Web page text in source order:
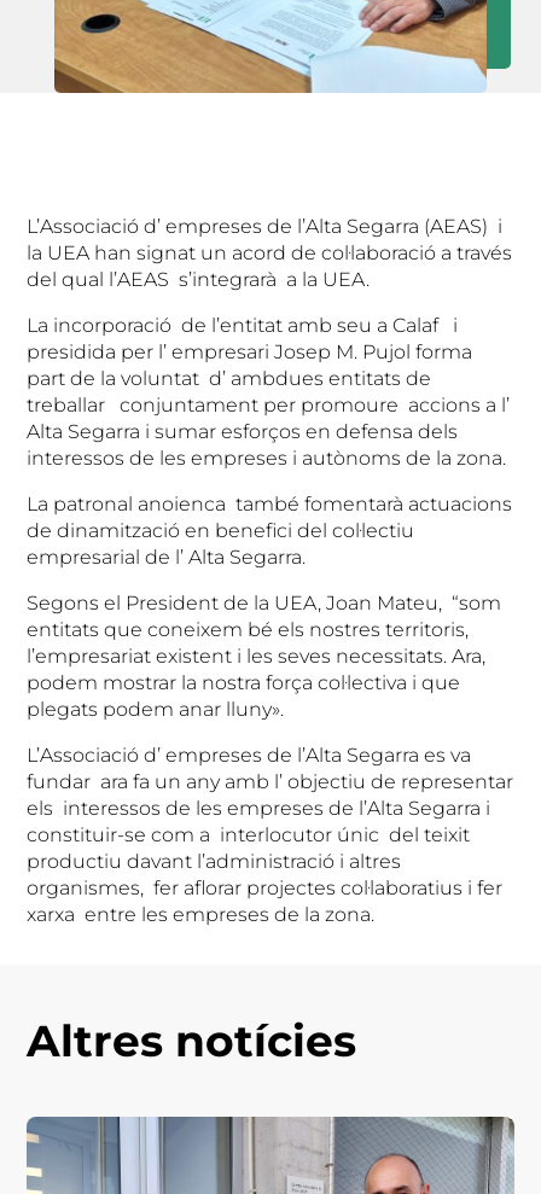
L’Associació d’ empreses de l’Alta Segarra (AEAS) i
la UEA han signat un acord de col·laboració a través
del qual l’AEAS s’integrarà a la UEA.
La incorporació de l’entitat amb seu a Calaf i
presidida per l’ empresari Josep M. Pujol forma
part de la voluntat d’ ambdues entitats de
treballar conjuntament per promoure accions a l’
Alta Segarra i sumar esforços en defensa dels
interessos de les empreses i autònoms de la zona.
La patronal anoienca també fomentarà actuacions
de dinamització en benefici del col·lectiu
empresarial de l’ Alta Segarra.
Segons el President de la UEA, Joan Mateu, “som
entitats que coneixem bé els nostres territoris,
l’empresariat existent i les seves necessitats. Ara,
podem mostrar la nostra força col·lectiva i que
plegats podem anar lluny».
L’Associació d’ empreses de l’Alta Segarra es va
fundar ara fa un any amb l’ objectiu de representar
els interessos de les empreses de l’Alta Segarra i
constituir-se com a interlocutor únic del teixit
productiu davant l’administració i altres
organismes, fer aflorar projectes col·laboratius i fer
xarxa entre les empreses de la zona.
Altres notícies